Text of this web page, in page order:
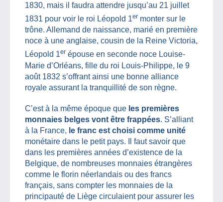
1830, mais il faudra attendre jusqu’au 21 juillet
1831 pour voir le roi Léopold 1er monter sur le
trône. Allemand de naissance, marié en première
noce à une anglaise, cousin de la Reine Victoria,
Léopold 1er épouse en seconde noce Louise-
Marie d’Orléans, fille du roi Louis-Philippe, le 9
août 1832 s’offrant ainsi une bonne alliance
royale assurant la tranquillité de son règne.
C’est à la même époque que les premières
monnaies belges vont être frappées. S’alliant
à la France, le franc est choisi comme unité
monétaire dans le petit pays. Il faut savoir que
dans les premières années d’existence de la
Belgique, de nombreuses monnaies étrangères
comme le florin néerlandais ou des francs
français, sans compter les monnaies de la
principauté de Liège circulaient pour assurer les